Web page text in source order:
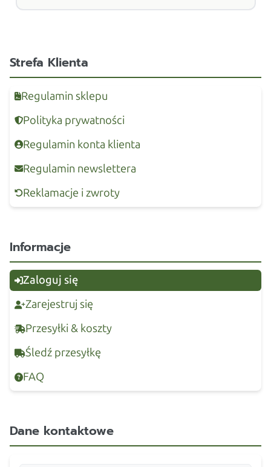
Strefa Klienta
Regulamin sklepu
Polityka prywatności
Regulamin konta klienta
Regulamin newslettera
Reklamacje i zwroty
Informacje
Zaloguj się
Zarejestruj się
Przesyłki & koszty
Śledź przesyłkę
FAQ
Dane kontaktowe